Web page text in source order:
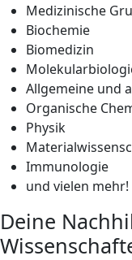
Medizinische
Biochemie
Biomedizin
Allgemeine und
Organische
Physik
Immunologie
und vielen mehr!
Deine